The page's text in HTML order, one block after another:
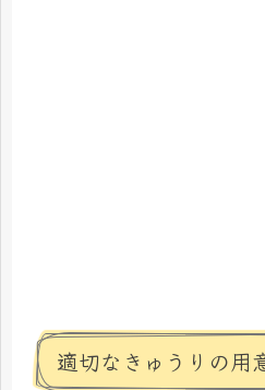
適切なきゅうりの用